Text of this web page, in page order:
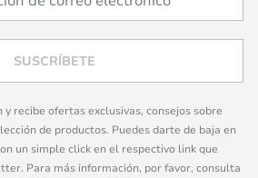
SUSCRÍBETE
recibe ofertas exclusivas, consejos sobre
de productos. Puedes darte de baja en
un simple click en el respectivo link que
Para más información, por favor, consulta